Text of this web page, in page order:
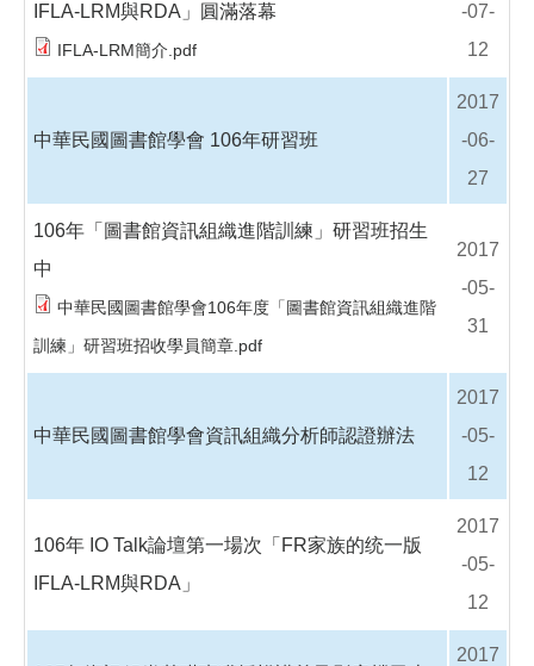
IFLA-LRM與RDA」圓滿落幕
IFLA-LRM簡介.pdf
-07-
12
中華民國圖書館學會 106年研習班
2017
-06-
27
106年「圖書館資訊組織進階訓練」研習班招生
中
中華民國圖書館學會106年度「圖書館資訊組織進階
訓練」研習班招收學員簡章.pdf
2017
-05-
31
中華民國圖書館學會資訊組織分析師認證辦法
2017
-05-
12
106年 IO Talk論壇第一場次「FR家族的统一版
IFLA-LRM與RDA」
2017
-05-
12
2017